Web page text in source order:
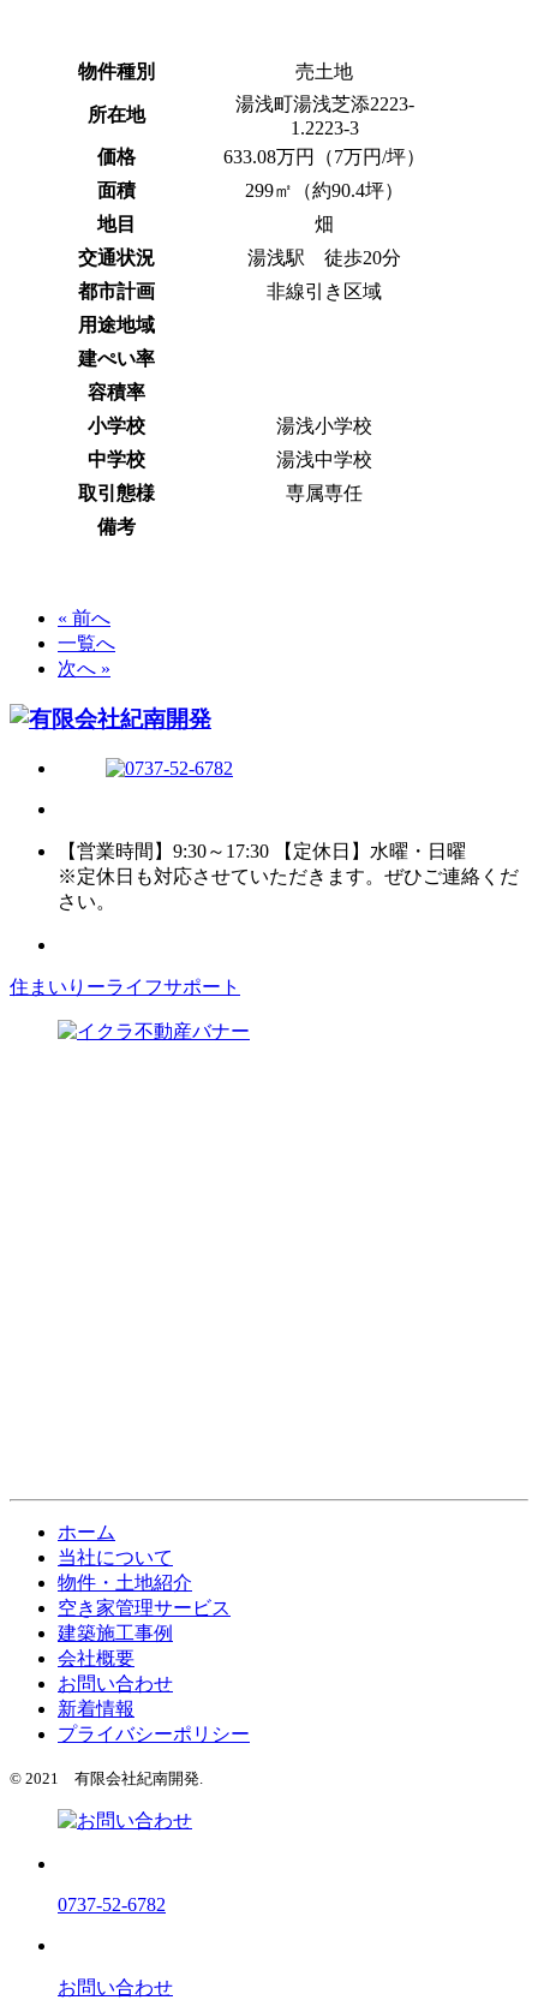
物件種別 売土地
所在地
湯浅町湯浅芝添2223-
1.2223-3
価格
633.08万円（7万円/坪）
面積
299㎡（約90.4坪）
地目
畑
交通状況
湯浅駅 徒歩20分
都市計画
非線引き区域
用途地域
建ぺい率
容積率
小学校
湯浅小学校
中学校
湯浅中学校
取引態様
専属専任
備考
« 前へ
一覧へ
次へ »
【営業時間】9:30～17:30 【定休日】水曜・日曜
※定休日も対応させていただきます。ぜひご連絡くだ
さい。
住まいりーライフサポート
ホーム
当社について
物件・土地紹介
空き家管理サービス
建築施工事例
会社概要
お問い合わせ
新着情報
プライバシーポリシー
© 2021 有限会社紀南開発.
0737-52-6782
お問い合わせ